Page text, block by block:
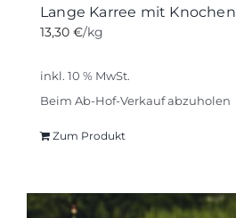
Lange Karree mit Knochen
13,30 €/kg
inkl. 10 % MwSt.
Beim Ab-Hof-Verkauf abzuholen
Zum Produkt